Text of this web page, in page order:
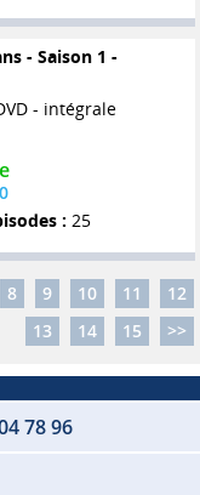
- Saison 1 -
- intégrale
: 25
8 9 10 11
12
13
14 15 >>
78 96